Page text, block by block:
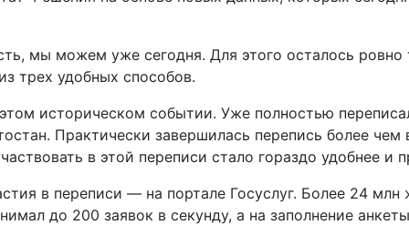
мы можем уже сегодня. Для этого осталось
трех удобных способов.
историческом событии. Уже полностью
Практически завершилась перепись более
в этой переписи стало гораздо удобнее и
в переписи — на портале Госуслуг. Более 24
до 200 заявок в секунду, а на заполнение